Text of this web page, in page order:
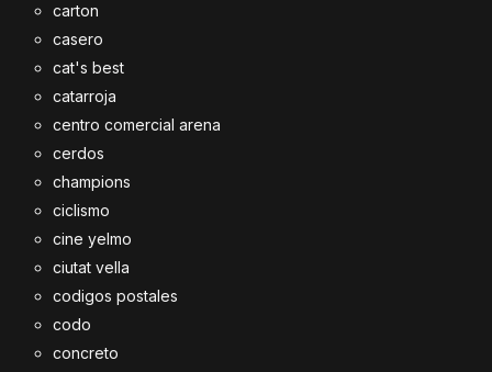
carton
casero
cat's best
catarroja
centro comercial arena
cerdos
champions
ciclismo
cine yelmo
ciutat vella
codigos postales
codo
concreto